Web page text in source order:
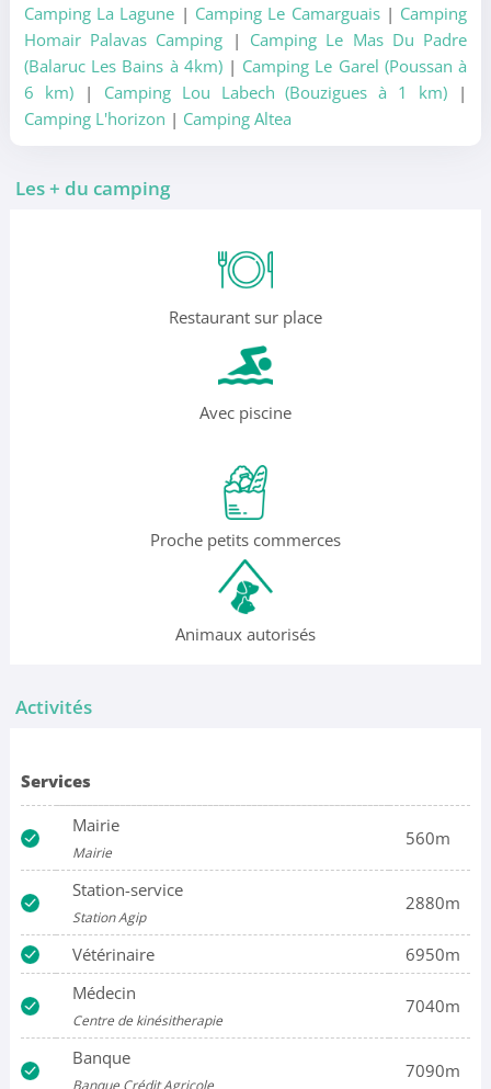
Camping La Lagune | Camping Le Camarguais| Camping
Homair Palavas Camping | Camping Le Mas Du Padre
(Balaruc Les Bains à 4km)| Camping Le Garel (Poussan à
6 km)| Camping Lou Labech (Bouzigues à 1 km) |
Camping L'horizon | Camping Altea
Les + du camping
Restaurant sur place
Avec piscine
Proche petits commerces
Animaux autorisés
Activités
Services
Mairie
Mairie
560m
Station-service
Station Agip
2880m
Vétérinaire
6950m
Médecin
Centre de kinésitherapie
7040m
Banque
7090m